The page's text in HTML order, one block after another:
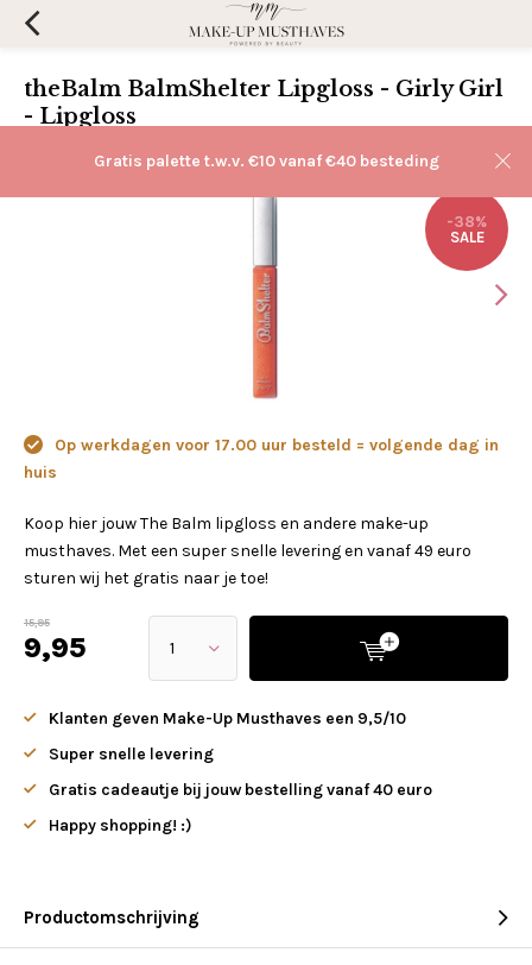
Gratis palette t.w.v. €10 vanaf €40 besteding
theBalm BalmShelter Lipgloss - Girly Girl
- Lipgloss
-38%
SALE
Op werkdagen voor 17.00 uur besteld = volgende dag in
huis
Koop hier jouw The Balm lipgloss en andere make-up
musthaves. Met een super snelle levering en vanaf 49 euro
sturen wij het gratis naar je toe!
15,95
9,95
Klanten geven Make-Up Musthaves een 9,5/10
Super snelle levering
Gratis cadeautje bij jouw bestelling vanaf 40 euro
Happy shopping! :)
Productomschrijving